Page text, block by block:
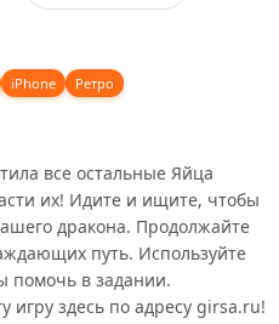
iPhone Ретро
все остальные Яйца
их! Идите и ищите, чтобы
дракона. Продолжайте
путь. Используйте
помочь в задании.
игру здесь по адресу girsa.ru!